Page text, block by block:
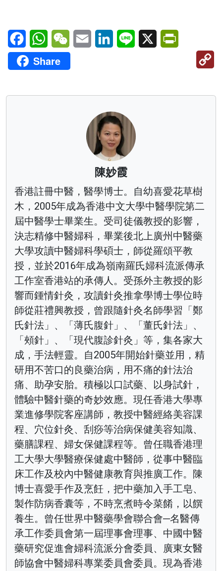
FacebookWhatsAppWeChatEmail LinkedInLine X
Share
陳妙霞
香港註冊中醫，醫學博士。自幼喜愛花草樹
木，2005年成為香港中文大學中醫學院第二
屆中醫學士畢業生。受司徒儀教授的影響，
決志精修中醫婦科，畢業後北上廣州中醫藥
大學攻讀中醫婦科學碩士，師從羅頌平教
授，並於2016年成為嶺南羅氏婦科流派傳承
工作室香港站的承傳人。受孫外主教授的影
響而鍾情針灸，攻讀針灸推拿學博士學位時
師從莊禮興教授，曾跟隨針灸名師學習「鄭
氏針法」、「薄氏腹針」、「董氏針法」、
「頰針」、「現代腹診針灸」等，集各家大
成，手法輕靈。自2005年開始針藥並用，精
研用不苦口的良藥治病，用不痛的針法治
痛、助孕安胎。積極以口試藥、以身試針，
體驗中醫針藥的奇妙效應。現任香港大學專
業進修學院客座講師，教授中醫經絡美容課
程、穴位針灸、刮痧等治病保健美容知識、
藥膳課程、婦女保健課程等。曾任職香港理
工大學大學醫療保健處中醫師，從事中醫臨
床工作及校內中醫健康教育與推廣工作。陳
博士喜愛手作及烹飪，把中藥加入手工皂、
製作防病香囊等，不時烹煮時令菜餚，以饌
養生。曾任世界中醫藥學會聯合會─名醫傳
承工作委員會第一屆理事會理事、中國中醫
藥研究促進會婦科流派分會委員、廣東女醫
師協會中醫婦科專業委員會委員。現為香港